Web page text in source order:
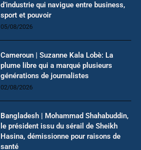
d’industrie qui navigue entre business,
sport et pouvoir
05/08/2026
Cameroun | Suzanne Kala Lobè: La
plume libre qui a marqué plusieurs
générations de journalistes
02/08/2026
Bangladesh | Mohammad Shahabuddin,
le président issu du sérail de Sheikh
Hasina, démissionne pour raisons de
santé